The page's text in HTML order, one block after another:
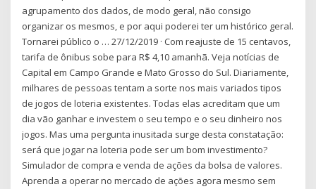
agrupamento dos dados, de modo geral, não consigo
organizar os mesmos, e por aqui poderei ter um histórico geral.
Tornarei público o … 27/12/2019 · Com reajuste de 15 centavos,
tarifa de ônibus sobe para R$ 4,10 amanhã. Veja notícias de
Capital em Campo Grande e Mato Grosso do Sul. Diariamente,
milhares de pessoas tentam a sorte nos mais variados tipos
de jogos de loteria existentes. Todas elas acreditam que um
dia vão ganhar e investem o seu tempo e o seu dinheiro nos
jogos. Mas uma pergunta inusitada surge desta constatação:
será que jogar na loteria pode ser um bom investimento?
Simulador de compra e venda de ações da bolsa de valores.
Aprenda a operar no mercado de ações agora mesmo sem